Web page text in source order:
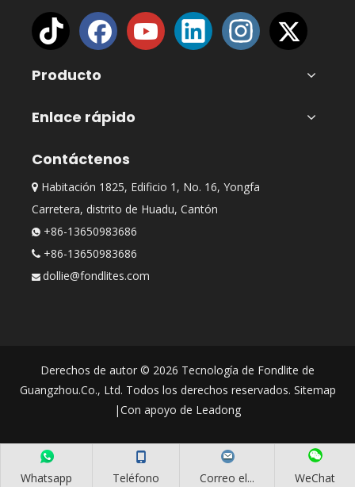
Whatsapp Teléfono Correo el... WeChat
Producto
Enlace rápido
Contáctenos
 Habitación 1825, Edificio 1, No. 16, Yongfa
Carretera, distrito de Huadu, Cantón
 +86-13650983686
 +86-13650983686
 dollie@fondlites.com
Derechos de autor © 2026 Tecnología de Fondlite de
Guangzhou.Co., Ltd. Todos los derechos reservados. Sitemap
|Con apoyo de Leadong